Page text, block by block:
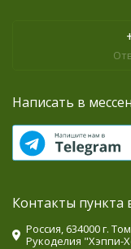
Написать в
Контакты пункта
Россия, 634000 г.
Рукоделия "Хэппи-